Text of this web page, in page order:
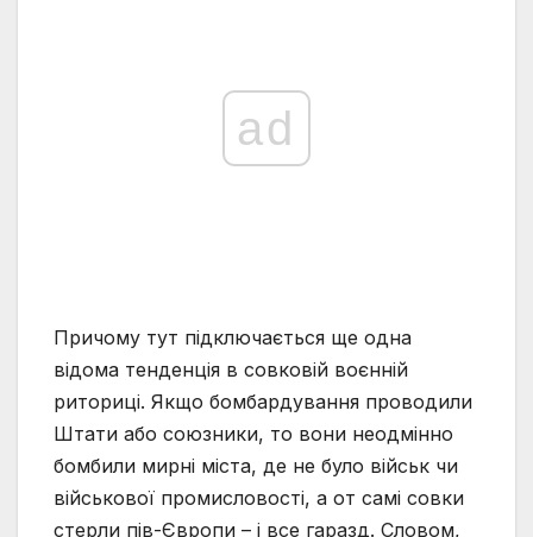
ad
Причому тут підключається ще одна
відома тенденція в совковій воєнній
риториці. Якщо бомбардування проводили
Штати або союзники, то вони неодмінно
бомбили мирні міста, де не було військ чи
військової промисловості, а от самі совки
стерли пів-Європи – і все гаразд. Словом,